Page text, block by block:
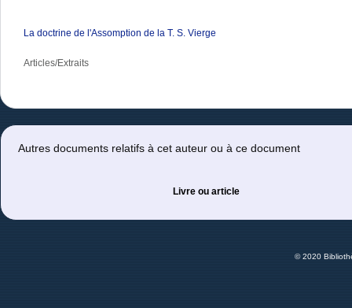
La doctrine de l'Assomption de la T. S. Vierge
Articles/Extraits
Autres documents relatifs à cet auteur ou à ce document
Livre ou article
© 2020